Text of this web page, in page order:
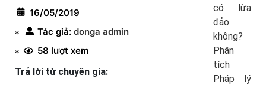
16/05/2019
*
Tác giả: donga admin
*
58 lượt xem
Trả lời từ chuyên gia:
có lừa
đảo
không?
Phân
tích
Pháp lý